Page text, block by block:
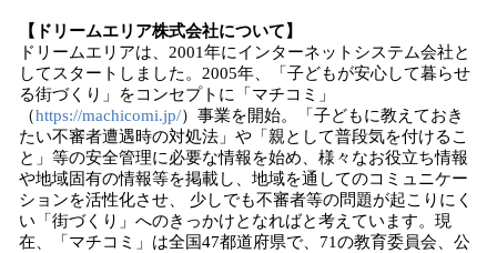
【ドリームエリア株式会社について】
ドリームエリアは、2001年にインターネットシステム会社と
してスタートしました。2005年、「子どもが安心して暮らせ
る街づくり」をコンセプトに「マチコミ」
（https://machicomi.jp/）事業を開始。「子どもに教えておき
たい不審者遭遇時の対処法」や「親として普段気を付けるこ
と」等の安全管理に必要な情報を始め、様々なお役立ち情報
や地域固有の情報等を掲載し、地域を通してのコミュニケー
ションを活性化させ、 少しでも不審者等の問題が起こりにく
い「街づくり」へのきっかけとなればと考えています。現
在、「マチコミ」は全国47都道府県で、71の教育委員会、公